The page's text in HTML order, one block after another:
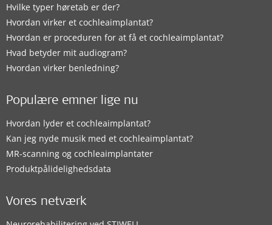
Hvilke typer høretab er der?
Hvordan virker et cochleaimplantat?
Hvordan er proceduren for at få et cochleaimplantat?
Hvad betyder mit audiogram?
Hvordan virker benledning?
Populære emner lige nu
Hvordan lyder et cochleaimplantat?
Kan jeg nyde musik med et cochleaimplantat?
MR-scanning og cochleaimplantater
Produktpålidelighedsdata
Vores netværk